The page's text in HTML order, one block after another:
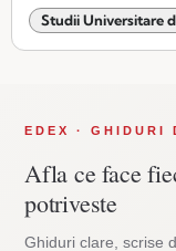
Studii Universitare
EDEX · GHIDURI
Afla ce face
potriveste
Ghiduri clare, scrise